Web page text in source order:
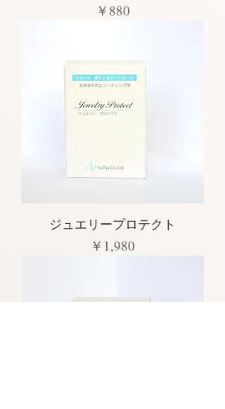
価格
￥880
ジュエリープロテクト
価格
￥1,980